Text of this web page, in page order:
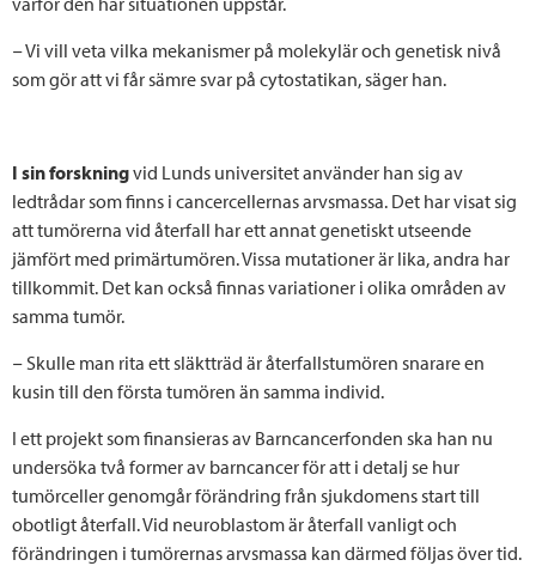
− Vi vill veta vilka mekanismer på molekylär och genetisk nivå
som gör att vi får sämre svar på cytostatikan, säger han.
I sin forskningvid Lunds universitet använder han sig av
ledtrådar som finns i cancercellernas arvsmassa. Det har visat sig
att tumörerna vid återfall har ett annat genetiskt utseende
jämfört med primärtumören. Vissa mutationer är lika, andra har
tillkommit. Det kan också finnas variationer i olika områden av
samma tumör.
− Skulle man rita ett släktträd är återfallstumören snarare en
kusin till den första tumören än samma individ.
I ett projekt som finansieras av Barncancerfonden ska han nu
undersöka två former av barncancer för att i detalj se hur
tumörceller genomgår förändring från sjukdomens start till
obotligt återfall. Vid neuroblastom är återfall vanligt och
förändringen i tumörernas arvsmassa kan därmed följas över tid.